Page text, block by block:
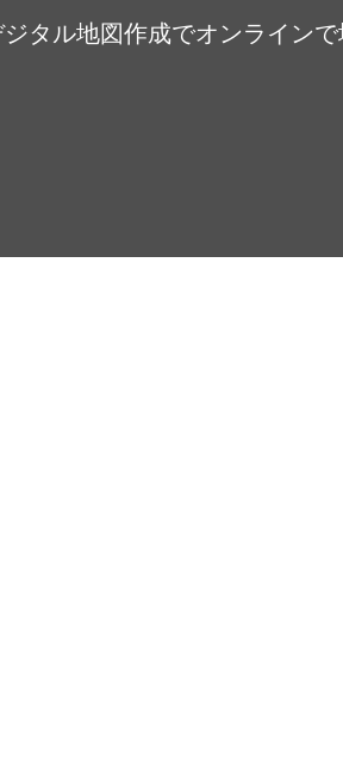
タル地図作成でオンライン
ション